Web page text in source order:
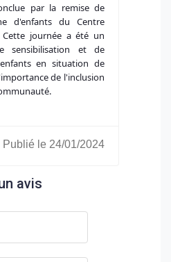
par la remise de
d'enfants du Centre
Cette journée a été un
sensibilisation et de
en situation de
de l'inclusion
Publié le 24/01/2024
avis